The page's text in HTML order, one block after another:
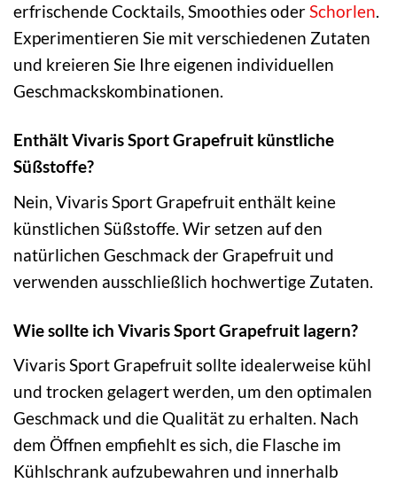
erfrischende Cocktails, Smoothies oderSchorlen.
Experimentieren Sie mit verschiedenen Zutaten
und kreieren Sie Ihre eigenen individuellen
Geschmackskombinationen.
Enthält Vivaris Sport Grapefruit künstliche
Süßstoffe?
Nein, Vivaris Sport Grapefruit enthält keine
künstlichen Süßstoffe. Wir setzen auf den
natürlichen Geschmack der Grapefruit und
verwenden ausschließlich hochwertige Zutaten.
Wie sollte ich Vivaris Sport Grapefruit lagern?
Vivaris Sport Grapefruit sollte idealerweise kühl
und trocken gelagert werden, um den optimalen
Geschmack und die Qualität zu erhalten. Nach
dem Öffnen empfiehlt es sich, die Flasche im
Kühlschrank aufzubewahren und innerhalb